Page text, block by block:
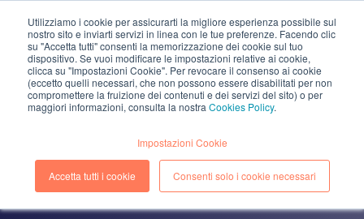
Utilizziamo i cookie per assicurarti la migliore esperienza possibile sul
nostro sito e inviarti servizi in linea con le tue preferenze. Facendo clic
su "Accetta tutti" consenti la memorizzazione dei cookie sul tuo
dispositivo. Se vuoi modificare le impostazioni relative ai cookie,
clicca su "Impostazioni Cookie". Per revocare il consenso ai cookie
(eccetto quelli necessari, che non possono essere disabilitati per non
compromettere la fruizione dei contenuti e dei servizi del sito) o per
maggiori informazioni, consulta la nostra Cookies Policy.
Impostazioni Cookie
Accetta tutti i cookie Consenti solo i cookie necessari
EN IT
BLOG
Sicherheit zu, um Ihr Wissen über die digitale
Transformation zu vertiefen.